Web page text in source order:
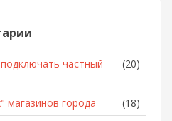
частный
(20)
магазинов города
(18)